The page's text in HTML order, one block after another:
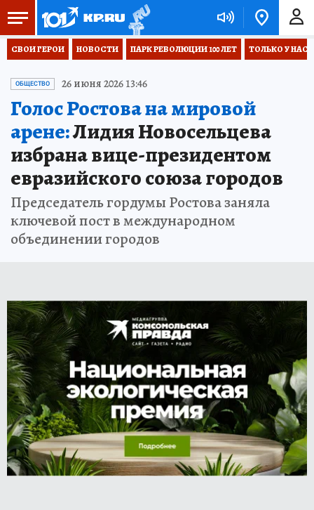
СВОИ ГЕРОИ НОВОСТИ ПАРК РЕВОЛЮЦИИ 100 ЛЕТ ТОЛЬКО У НАС
ОБЩЕСТВО 26 июня 2026 13:46
Голос Ростова на мировой
арене:Лидия Новосельцева
избрана вице-президентом
евразийского союза городов
Председатель гордумы Ростова заняла
ключевой пост в международном
объединении городов